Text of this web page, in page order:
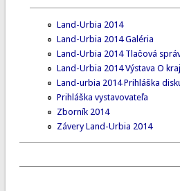
Land-Urbia 2014
Land-Urbia 2014 Galéria
Land-Urbia 2014 Tlačová
Land-Urbia 2014 Výstava O
Land-urbia 2014 Prihláška
Prihláška vystavovateľa
Zborník 2014
Závery Land-Urbia 2014